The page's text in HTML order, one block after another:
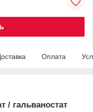
Оплата
/ гальваностат